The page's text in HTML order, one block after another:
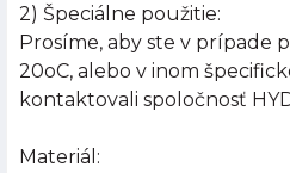
2) Špeciálne použitie:
Prosíme, aby ste v prípade
20oC, alebo v inom
kontaktovali spoločnosť
Materiál: